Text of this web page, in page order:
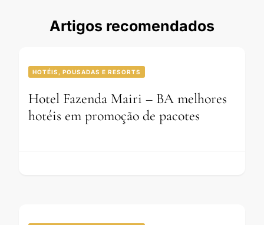
Artigos recomendados
HOTÉIS, POUSADAS E RESORTS
Hotel Fazenda Mairi – BA melhores
hotéis em promoção de pacotes